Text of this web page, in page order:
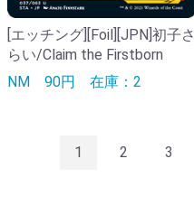
[エッチング][Foil][JPN]初子さ
らい/Claim the Firstborn
NM 90円 在庫：2
1 2 3